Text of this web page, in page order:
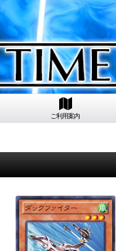
ご利用案内